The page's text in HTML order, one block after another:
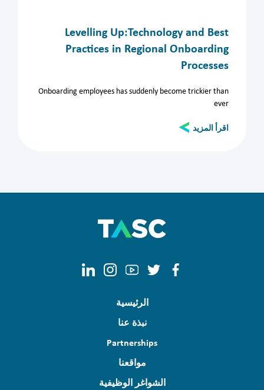
الأقسام
المملكة العربية السعودية
invest in Saudi Arabia
Levelling Up:Technology and Best
Practices in Regional Onboarding
Processes
Onboarding employees has suddenly become trickier than
ever
اقرأ المزيد
الرئيسية
نبذة عنا
Partnerships
مواقعنا
الشواغر الوظيفية